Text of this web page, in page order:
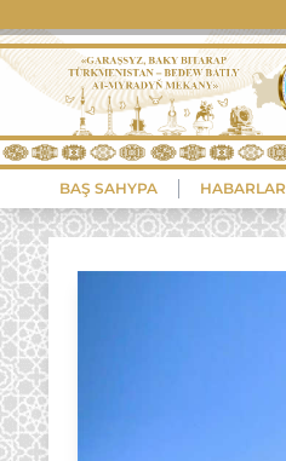
BAŞ SAHYPA HABARLAR